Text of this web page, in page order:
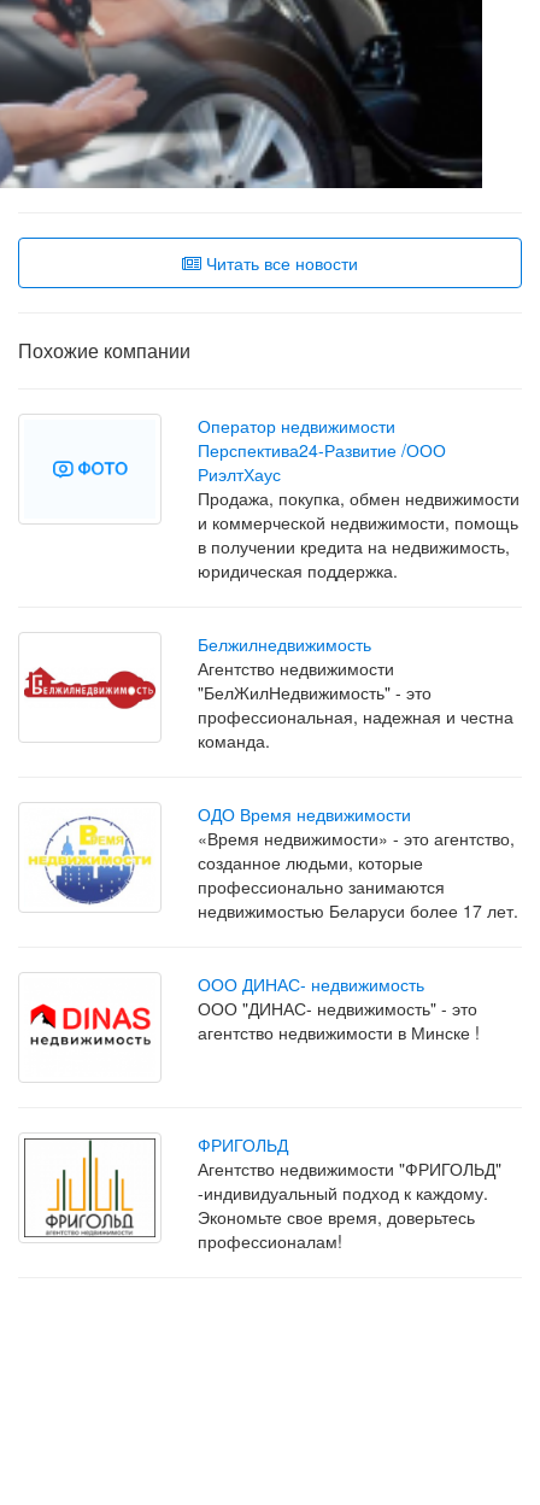
Читать все новости
Похожие компании
Оператор недвижимости
Перспектива24-Развитие /ООО
РиэлтХаус
Продажа, покупка, обмен недвижимости
и коммерческой недвижимости, помощь
в получении кредита на недвижимость,
юридическая поддержка.
Белжилнедвижимость
Агентство недвижимости
"БелЖилНедвижимость" - это
профессиональная, надежная и честна
команда.
ОДО Время недвижимости
«Время недвижимости» - это агентство,
созданное людьми, которые
профессионально занимаются
недвижимостью Беларуси более 17 лет.
ООО ДИНАС- недвижимость
ООО "ДИНАС- недвижимость" - это
агентство недвижимости в Минске !
ФРИГОЛЬД
Агентство недвижимости "ФРИГОЛЬД"
-индивидуальный подход к каждому.
Экономьте свое время, доверьтесь
профессионалам!